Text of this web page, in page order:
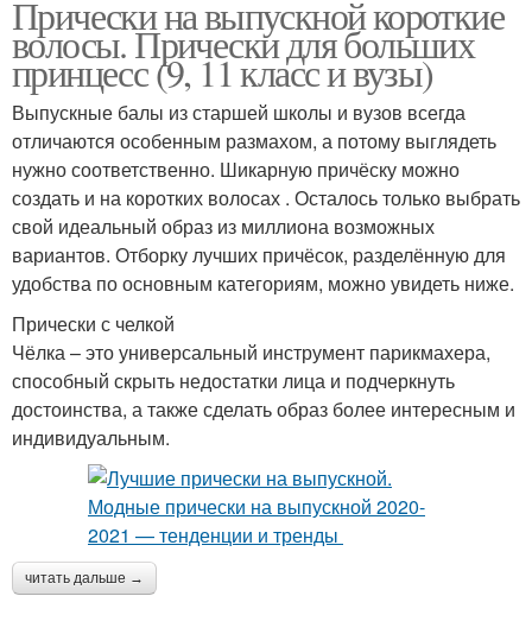
Прически на выпускной короткие
волосы. Прически для больших
принцесс (9, 11 класс и вузы)
Выпускные балы из старшей школы и вузов всегда
отличаются особенным размахом, а потому выглядеть
нужно соответственно. Шикарную причёску можно
создать и на коротких волосах . Осталось только выбрать
свой идеальный образ из миллиона возможных
вариантов. Отборку лучших причёсок, разделённую для
удобства по основным категориям, можно увидеть ниже.
Прически с челкой
Чёлка – это универсальный инструмент парикмахера,
способный скрыть недостатки лица и подчеркнуть
достоинства, а также сделать образ более интересным и
индивидуальным.
читать дальше →